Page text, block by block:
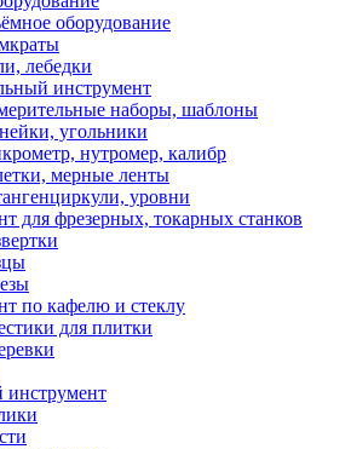
оборудование
лебедки
инструмент
наборы, шаблоны
угольники
нутромер, калибр
мерные ленты
уровни
для фрезерных, токарных станков
по кафелю и стеклу
для плитки